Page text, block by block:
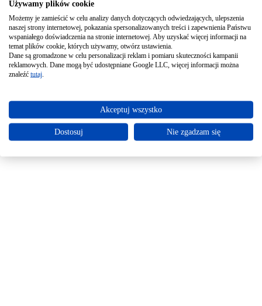
Używamy plików cookie
Możemy je zamieścić w celu analizy danych dotyczących odwiedzających, ulepszenia
naszej strony internetowej, pokazania spersonalizowanych treści i zapewnienia Państwu
wspaniałego doświadczenia na stronie internetowej. Aby uzyskać więcej informacji na
temat plików cookie, których używamy, otwórz ustawienia.
Dane są gromadzone w celu personalizacji reklam i pomiaru skuteczności kampanii
reklamowych. Dane mogą być udostępniane Google LLC, więcej informacji można
znaleźć tutaj
Akceptuj wszystko
Dostosuj Nie zgadzam się